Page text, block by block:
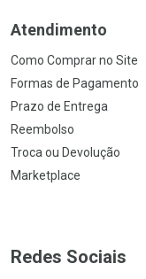
Atendimento
Como Comprar no Site
Formas de Pagamento
Prazo de Entrega
Reembolso
Troca ou Devolução
Marketplace
Redes Sociais